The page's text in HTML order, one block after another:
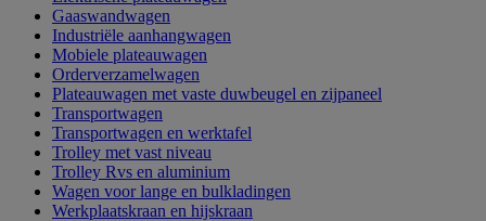
Gaaswandwagen
Industriële aanhangwagen
Mobiele plateauwagen
Orderverzamelwagen
Plateauwagen met vaste duwbeugel en zijpaneel
Transportwagen
Transportwagen en werktafel
Trolley met vast niveau
Trolley Rvs en aluminium
Wagen voor lange en bulkladingen
Werkplaatskraan en hijskraan